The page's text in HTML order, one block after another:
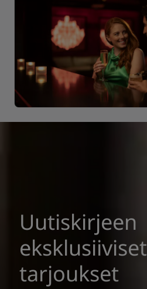
Uutiskirjeen
eksklusiiviset
tarjoukset